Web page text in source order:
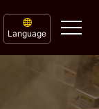
Language